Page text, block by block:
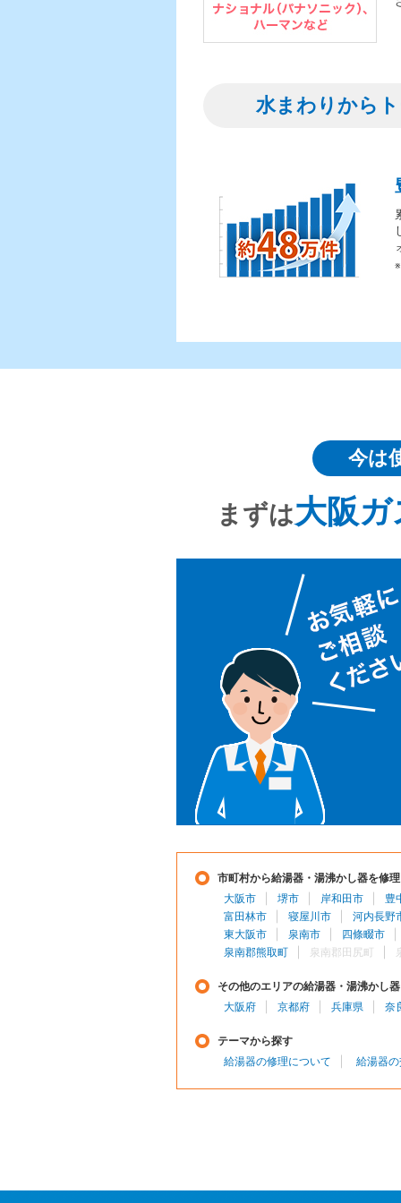
水まわりから
今は
まずは大阪
市町村から給湯器・湯沸かし器を修
大阪市
堺市 岸和田市
豊
富田林市
寝屋川市
河内長野
東大阪市
泉南市
四條畷市
泉南郡熊取町
泉南郡田尻町
その他のエリアの給湯器・湯沸かし
大阪府
京都府 兵庫県 奈
テーマから探す
給湯器の修理について
給湯器